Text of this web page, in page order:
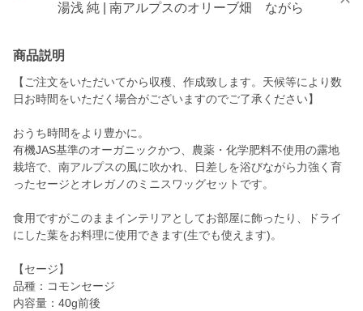
湯浅 純 | 南アルプスのオリーブ畑 ながら
商品説明
【ご注文をいただいてから収穫、作成致します。天候等により数
日お時間をいただく場合がございますのでご了承ください】
おうち時間をより豊かに。
有機JAS基準のオーガニックかつ、農薬・化学肥料不使用の露地
栽培で、南アルプスの風に吹かれ、日差しを浴びながら力強く育
ったセージとオレガノのミニスワッグセットです。
食用ですがこのままインテリアとしてお部屋に飾ったり、ドライ
にした葉をお料理に使用できます(生でも使えます)。
【セージ】
品種：コモンセージ
内容量：40g前後